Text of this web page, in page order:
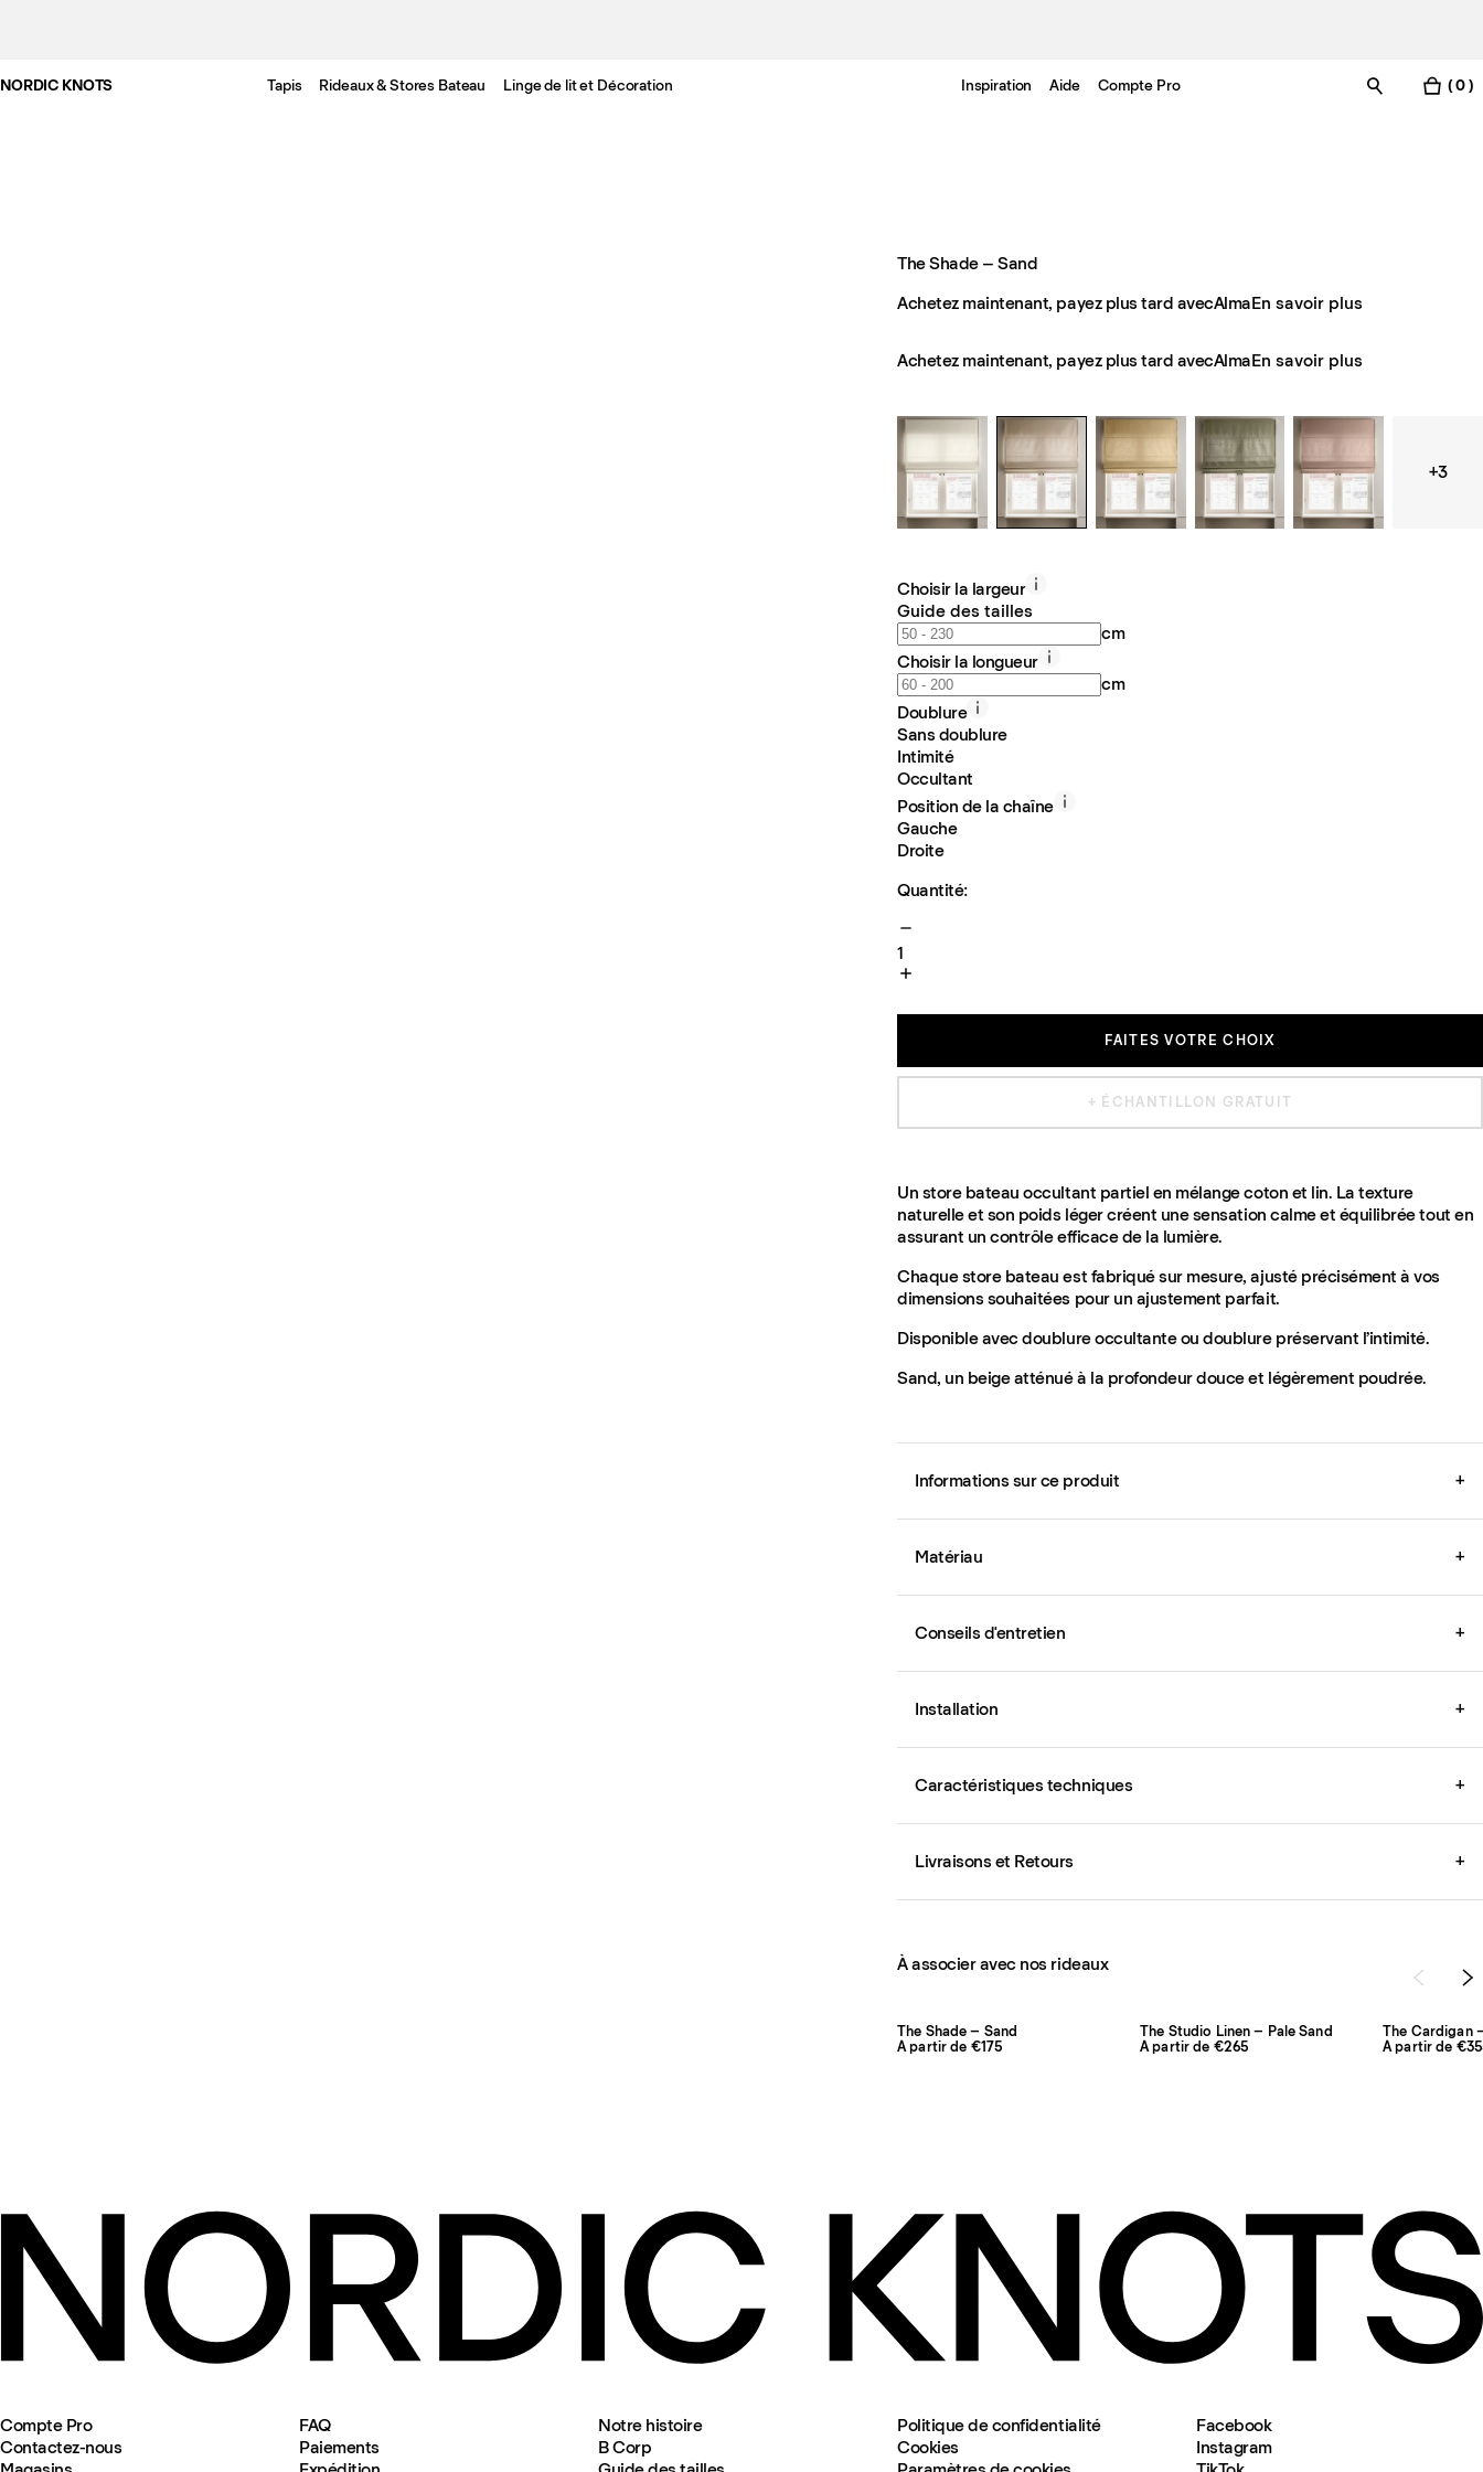
NORDIC KNOTS Tapis Rideaux & Stores Bateau Linge de lit et Décoration Inspiration Aide Compte Pro ( 0 )
The Shade – Sand
Achetez maintenant, payez plus tard avecAlmaEn savoir plus
Achetez maintenant, payez plus tard avecAlmaEn savoir plus
+3
Choisir la largeur
Guide des tailles
cm
Choisir la longueur
cm
Doublure
Sans doublure
Intimité
Occultant
Position de la chaîne
Gauche
Droite
Quantité:
1
FAITES VOTRE CHOIX
+ ÉCHANTILLON GRATUIT
Un store bateau occultant partiel en mélange coton et lin. La texture
naturelle et son poids léger créent une sensation calme et équilibrée tout en
assurant un contrôle efficace de la lumière.
Chaque store bateau est fabriqué sur mesure, ajusté précisément à vos
dimensions souhaitées pour un ajustement parfait.
Disponible avec doublure occultante ou doublure préservant l’intimité.
Sand, un beige atténué à la profondeur douce et légèrement poudrée.
Informations sur ce produit +
Matériau +
Conseils d'entretien +
Installation +
Caractéristiques techniques +
Livraisons et Retours +
À associer avec nos rideaux
The Shade – Sand
À partir de €175
The Studio Linen – Pale Sand
À partir de €265
The Cardigan
À partir de
Compte Pro
Contactez-nous
FAQ
Paiements
Notre histoire
B Corp
Politique de confidentialité
Cookies
Facebook
Instagram